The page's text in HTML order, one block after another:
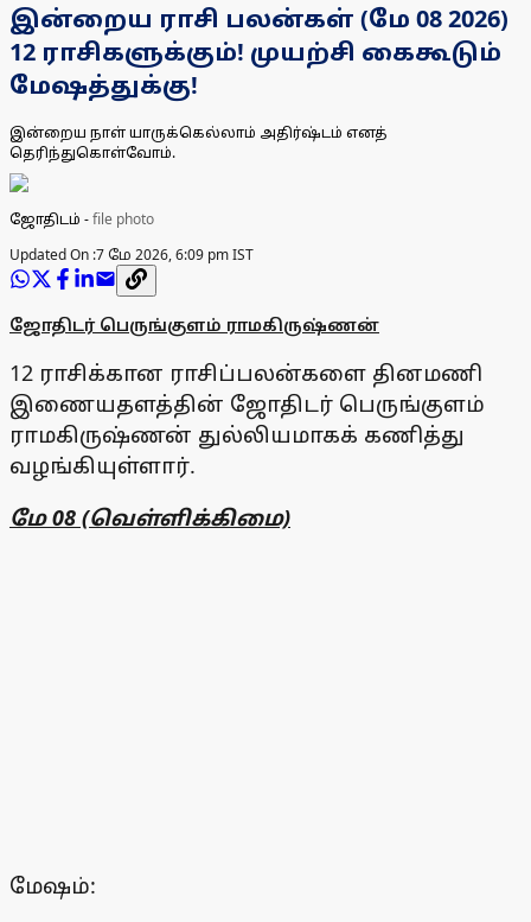
இன்றைய ராசி பலன்கள் (மே 08 2026)
12 ராசிகளுக்கும்! முயற்சி கைகூடும்
மேஷத்துக்கு!
இன்றைய நாள் யாருக்கெல்லாம் அதிர்ஷ்டம் எனத்
தெரிந்துகொள்வோம்.
ஜோதிடம் -file photo
Updated On :7 மே 2026, 6:09 pm IST
ஜோதிடர் பெருங்குளம் ராமகிருஷ்ணன்
12 ராசிக்கான ராசிப்பலன்களை தினமணி
இணையதளத்தின் ஜோதிடர் பெருங்குளம்
ராமகிருஷ்ணன் துல்லியமாகக் கணித்து
வழங்கியுள்ளார்.
மே 08 (வெள்ளிக்கிமை)
மேஷம்: